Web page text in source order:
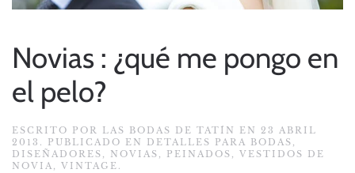
Novias : ¿qué me pongo en
el pelo?
ESCRITO POR LAS BODAS DE TATÍN EN 23 ABRIL
2013 . PUBLICADO EN DETALLES PARA BODAS ,
DISEÑADORES , NOVIAS , PEINADOS , VESTIDOS DE
NOVIA , VINTAGE .